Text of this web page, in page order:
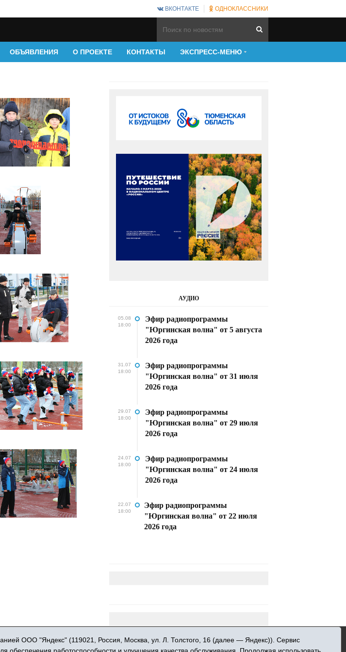
ВКОНТАКТЕ ОДНОКЛАССНИКИ
ОБЪЯВЛЕНИЯ О ПРОЕКТЕ КОНТАКТЫ ЭКСПРЕСС-МЕНЮ
АУДИО
05.08
18:00
Эфир радиопрограммы
"Юргинская волна" от 5 августа
2026 года
31.07
18:00
Эфир радиопрограммы
"Юргинская волна" от 31 июля
2026 года
29.07
18:00
Эфир радиопрограммы
"Юргинская волна" от 29 июля
2026 года
24.07
18:00
Эфир радиопрограммы
"Юргинская волна" от 24 июля
2026 года
22.07
18:00
Эфир радиопрограммы
"Юргинская волна" от 22 июля
2026 года
издание «Новости Юргинского района»
по надзору в сфере связи, информационных технологий и массовых
ООО "Яндекс" (119021, Россия, Москва, ул. Л. Толстого, 16 (далее — Яндекс)). Сервис